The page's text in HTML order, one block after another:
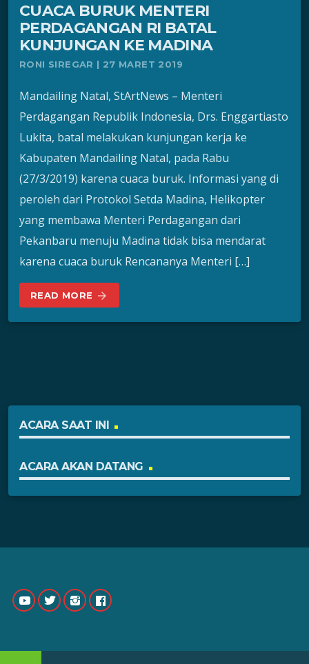
CUACA BURUK MENTERI
PERDAGANGAN RI BATAL
KUNJUNGAN KE MADINA
RONI SIREGAR | 27 MARET 2019
Mandailing Natal, StArtNews – Menteri
Perdagangan Republik Indonesia, Drs. Enggartiasto
Lukita, batal melakukan kunjungan kerja ke
Kabupaten Mandailing Natal, pada Rabu
(27/3/2019) karena cuaca buruk. Informasi yang di
peroleh dari Protokol Setda Madina, Helikopter
yang membawa Menteri Perdagangan dari
Pekanbaru menuju Madina tidak bisa mendarat
karena cuaca buruk Rencananya Menteri […]
READ MORE arrow_forward
ACARA SAAT INI
ACARA AKAN DATANG